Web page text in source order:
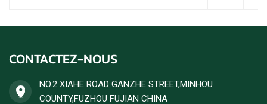
CONTACTEZ-NOUS
NO.2 XIAHE ROAD GANZHE STREET,MINHOU
COUNTY,FUZHOU FUJIAN CHINA